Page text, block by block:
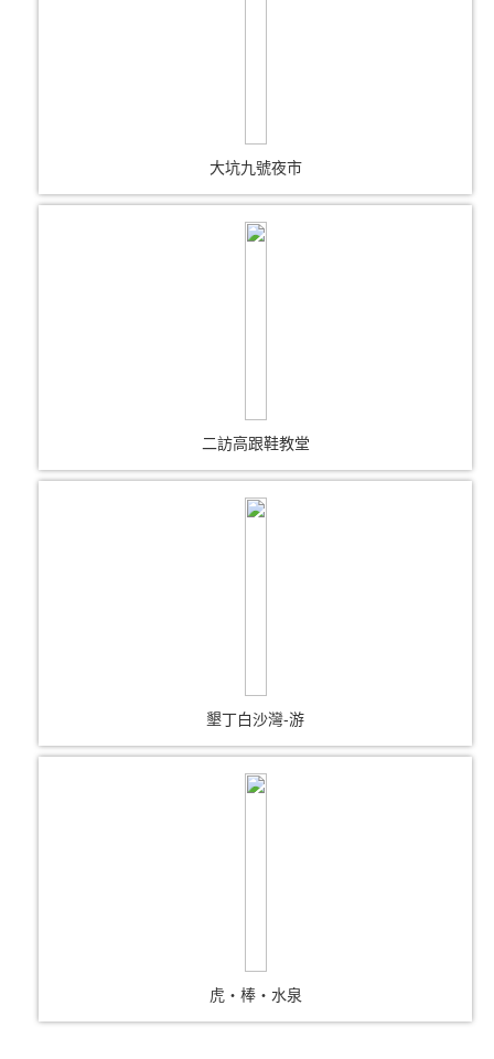
大坑九號夜市
二訪高跟鞋教堂
墾丁白沙灣-游
虎‧棒‧水泉